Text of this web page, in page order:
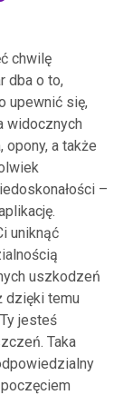
chwilę
dba o to,
upewnić się,
widocznych
a także
–
uniknąć
uszkodzeń
dzięki temu
jesteś
Taka